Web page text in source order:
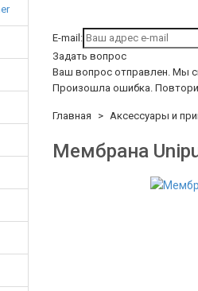
E-mail:
Задать вопрос
Ваш вопрос отправлен. Мы
Произошла ошибка.
Главная Аксессуары и
Мембрана